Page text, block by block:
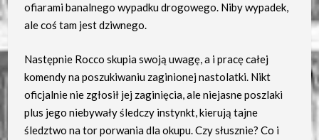
ofiarami banalnego wypadku drogowego. Niby wypadek,
ale coś tam jest dziwnego.
Następnie Rocco skupia swoją uwagę, a i pracę całej
komendy na poszukiwaniu zaginionej nastolatki. Nikt
oficjalnie nie zgłosił jej zaginięcia, ale niejasne poszlaki
plus jego niebywały śledczy instynkt, kierują tajne
śledztwo na tor porwania dla okupu. Czy słusznie? Co i